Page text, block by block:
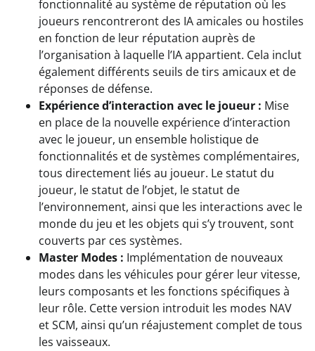
fonctionnalité au système de réputation où les
joueurs rencontreront des IA amicales ou hostiles
en fonction de leur réputation auprès de
l’organisation à laquelle l’IA appartient. Cela inclut
également différents seuils de tirs amicaux et de
réponses de défense.
Expérience d’interaction avec le joueur : Mise
en place de la nouvelle expérience d’interaction
avec le joueur, un ensemble holistique de
fonctionnalités et de systèmes complémentaires,
tous directement liés au joueur. Le statut du
joueur, le statut de l’objet, le statut de
l’environnement, ainsi que les interactions avec le
monde du jeu et les objets qui s’y trouvent, sont
couverts par ces systèmes.
Master Modes : Implémentation de nouveaux
modes dans les véhicules pour gérer leur vitesse,
leurs composants et les fonctions spécifiques à
leur rôle. Cette version introduit les modes NAV
et SCM, ainsi qu’un réajustement complet de tous
les vaisseaux.